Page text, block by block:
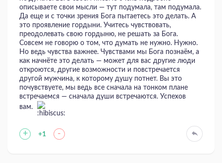
описываете свои мысли — тут подумала, там подумала.
Да еще и с точки зрения Бога пытаетесь это делать. А
это проявление гордыни. Учитесь чувствовать,
преодолевать свою гордыню, не решать за Бога.
Совсем не говорю о том, что думать не нужно. Нужно.
Но ведь чувства важнее. Чувствами мы Бога познаём, а
как начнёте это делать — может для вас другие люди
откроются, другие возможности и повстречается
другой мужчина, к которому душу потнет. Вы это
почувствуете, мы ведь все сначала на тонком плане
встречаемся — сначала души встречаются. Успехов
вам.
+ +1 -